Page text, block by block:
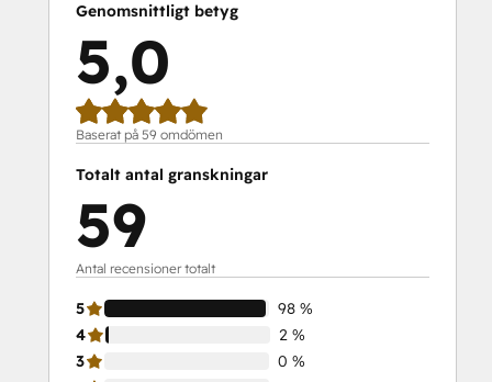
Genomsnittligt betyg
5,0
Baserat på 59 omdömen
Totalt antal granskningar
59
Antal recensioner totalt
5
98 %
4
2 %
3
0 %